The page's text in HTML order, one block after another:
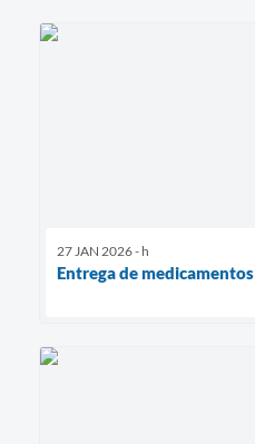
27 JAN 2026 - h
Entrega de medicamentos